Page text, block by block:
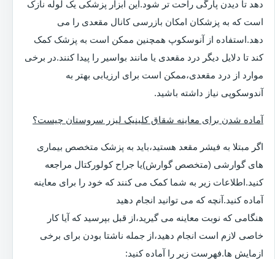
دهد تا دیدن پارگی راحت تر شود.این ابزار پزشکی یک لوله نازک
است که به پزشکان امکان بازرسی کانال مقعدی را می
دهد.استفاده از آنوسکوپ همچنین ممکن است به پزشک کمک
کند تا دلایل دیگر درد مقعدی یا مانند بواسیر را پیدا کنند.در برخی
موارد از درد مقعدی،ممکن است برای ارزیابی بهتر به
آندوسکوپی نیاز داشته باشید.
آماده شدن برای معاینه شقاق کلینیک لیزر سروستان چیست؟
اگر مبتلا به فیشر مقعد هستید،باید به پزشک متخصص بیماری
های گوارشی (متخصص گوارش)یا جراح کولورکتال مراجعه
کنید.اطلاعات زیر به شما کمک می کنند که خود را برای معاینه
آماده کنید.آنچه که می توانید انجام دهید
هنگامی که نوبت معاینه می گیرید،از قبل بپرسید که آیا کار
خاصی لازم است انجام دهید،از جمله ناشتا بودن برای برخی
ازمایش ها.فهرست زیر را آماده کنید: